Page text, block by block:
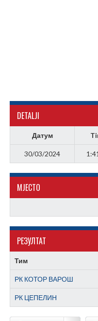
DETALJI
Датум
30/03/2024
МJЕСТО
РЕЗУЛТАТ
Тим
РК КОТОР ВАРОШ
РК ЦЕПЕЛИН